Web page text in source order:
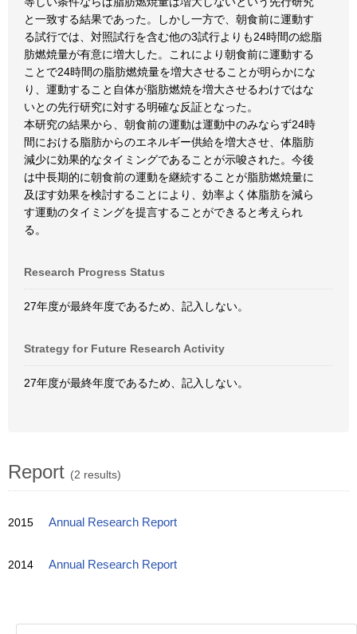
と一致する結果であった。しかし一方で、朝食前に運動す
る試行では、対照試行を含む他の3試行よりも24時間の総脂
肪燃焼量が有意に増大した。これにより朝食前に運動する
ことで24時間の脂肪燃焼量を増大させることが明らかにな
り、運動すること自体が脂肪燃焼を増大させるわけではな
いとの先行研究に対する明確な反証となった。
本研究の結果から、朝食前の運動は運動中のみならず24時
間における脂肪からのエネルギー供給を増大させ、体脂肪
減少に効果的なタイミングであることが示唆された。今後
は中長期的に朝食前の運動を継続することが脂肪燃焼量に
及ぼす効果を検討することにより、効率よく体脂肪を減ら
す運動のタイミングを提言することができると考えられ
る。
Research Progress Status
27年度が最終年度であるため、記入しない。
Strategy for Future Research Activity
27年度が最終年度であるため、記入しない。
Report (2 results)
2015 Annual Research Report
2014 Annual Research Report